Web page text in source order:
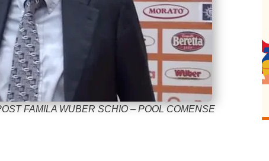
FAMILA WUBER SCHIO – POOL COMENSE